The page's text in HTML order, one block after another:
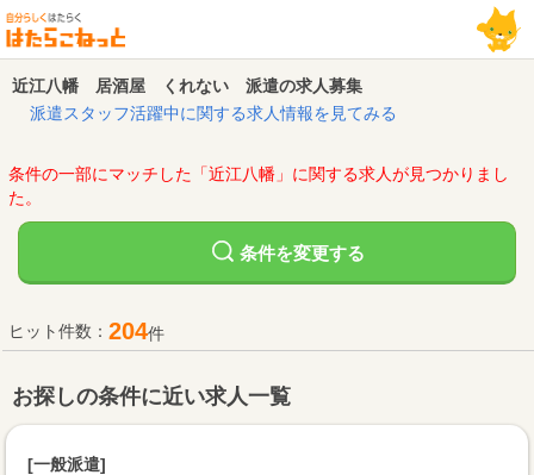
近江八幡 居酒屋 くれない 派遣の求人募集
派遣スタッフ活躍中に関する求人情報を見てみる
条件の一部にマッチした「近江八幡」に関する求人が見つかりまし
た。
条件を変更する
ヒット件数： 204件
お探しの条件に近い求人一覧
[一般派遣]